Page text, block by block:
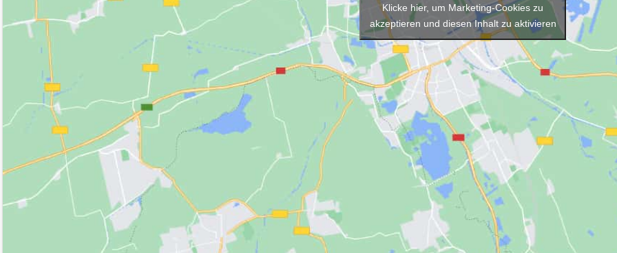
Klicke hier, um Marketing-Cookies zu
akzeptieren und diesen Inhalt zu aktivieren